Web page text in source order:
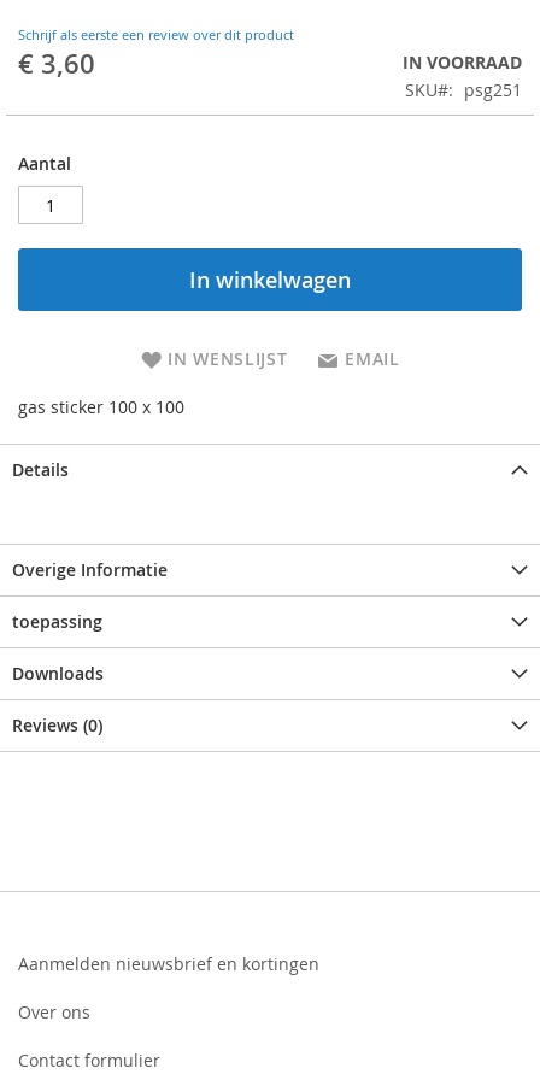
Schrijf als eerste een review over dit product
€ 3,60
IN VOORRAAD
SKU
psg251
Aantal
In winkelwagen
IN WENSLIJST EMAIL
gas sticker 100 x 100
Details
Overige Informatie
toepassing
Downloads
Reviews (0)
Aanmelden nieuwsbrief en kortingen
Over ons
Contact formulier